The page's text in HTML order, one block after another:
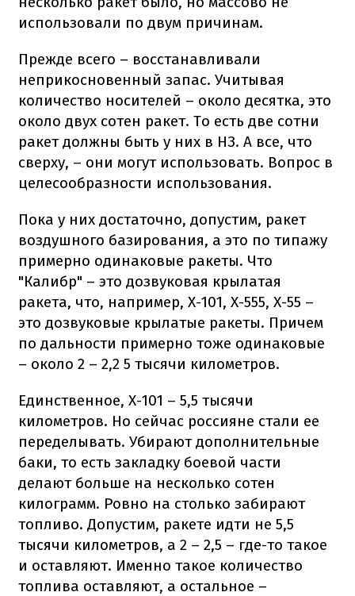
использовали по двум причинам.
Прежде всего – восстанавливали
неприкосновенный запас. Учитывая
количество носителей – около десятка, это
около двух сотен ракет. То есть две сотни
ракет должны быть у них в НЗ. А все, что
сверху, – они могут использовать. Вопрос в
целесообразности использования.
Пока у них достаточно, допустим, ракет
воздушного базирования, а это по типажу
примерно одинаковые ракеты. Что
"Калибр" – это дозвуковая крылатая
ракета, что, например, Х-101, Х-555, Х-55 –
это дозвуковые крылатые ракеты. Причем
по дальности примерно тоже одинаковые
– около 2 – 2,2 5 тысячи километров.
Единственное, Х-101 – 5,5 тысячи
километров. Но сейчас россияне стали ее
переделывать. Убирают дополнительные
баки, то есть закладку боевой части
делают больше на несколько сотен
килограмм. Ровно на столько забирают
топливо. Допустим, ракете идти не 5,5
тысячи километров, а 2 – 2,5 – где-то такое
и оставляют. Именно такое количество
топлива оставляют, а остальное –